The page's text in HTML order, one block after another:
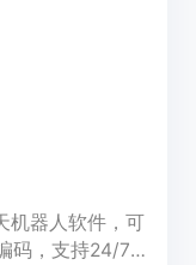
机器人软件，可
码，支持24/7支